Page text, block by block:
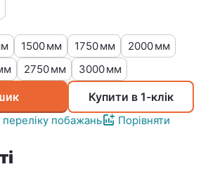
1500мм 1750мм 2000мм
2750мм 3000мм
Купити в 1-клік
побажань Порівняти